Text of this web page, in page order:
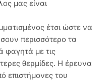
μας είναι
έτσι ώστε να
περισσότερο τα
φαγητά με τις
θερμίδες. Η έρευνα
επιστήμονες του